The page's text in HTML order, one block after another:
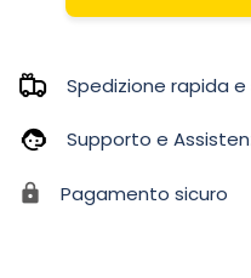
Spedizione rapida e
Supporto e
Pagamento sicuro